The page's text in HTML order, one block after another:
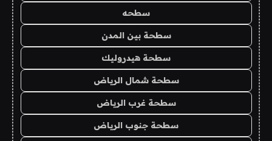
سطحه
سطحة بين المدن
سطحة هيدروليك
سطحة شمال الرياض
سطحة غرب الرياض
سطحة جنوب الرياض